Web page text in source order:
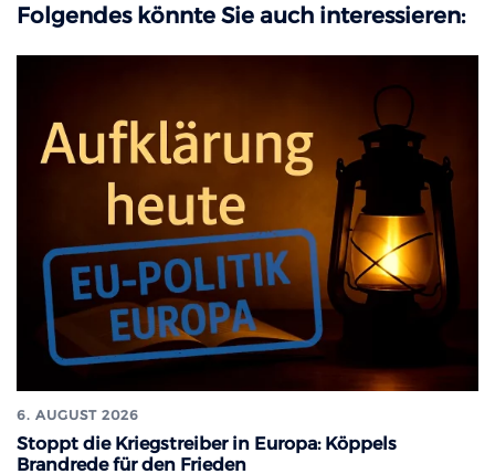
Folgendes könnte Sie auch interessieren:
6. AUGUST 2026
Stoppt die Kriegstreiber in Europa: Köppels
Brandrede für den Frieden